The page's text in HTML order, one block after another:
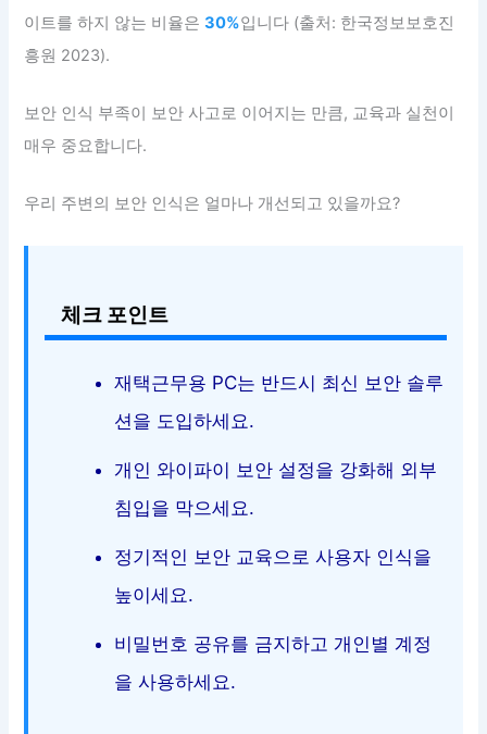
이트를 하지 않는 비율은30%입니다 (출처: 한국정보보호진
흥원 2023).
보안 인식 부족이 보안 사고로 이어지는 만큼, 교육과 실천이
매우 중요합니다.
우리 주변의 보안 인식은 얼마나 개선되고 있을까요?
체크 포인트
재택근무용 PC는 반드시 최신 보안 솔루
션을 도입하세요.
개인 와이파이 보안 설정을 강화해 외부
침입을 막으세요.
정기적인 보안 교육으로 사용자 인식을
높이세요.
비밀번호 공유를 금지하고 개인별 계정
을 사용하세요.